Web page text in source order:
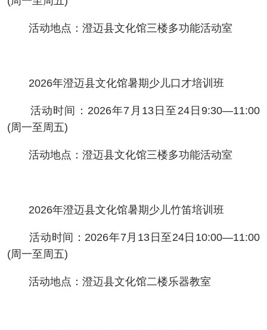
活动地点：澄迈县文化馆三楼多功能活动室
2026年澄迈县文化馆暑期少儿口才培训班
活动时间：2026年7月13日至24日9:30—11:00
(周一至周五)
活动地点：澄迈县文化馆三楼多功能活动室
2026年澄迈县文化馆暑期少儿竹笛培训班
活动时间：2026年7月13日至24日10:00—11:00
(周一至周五)
活动地点：澄迈县文化馆二楼乐器教室